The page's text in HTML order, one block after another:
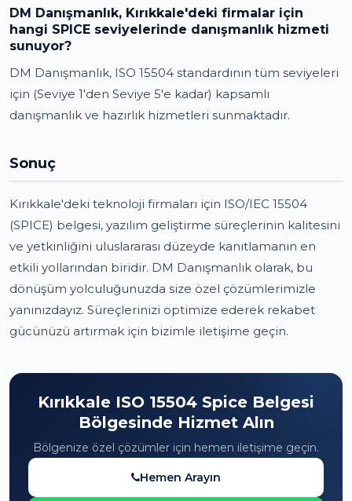
DM Danışmanlık, Kırıkkale'deki firmalar için
hangi SPICE seviyelerinde danışmanlık hizmeti
sunuyor?
DM Danışmanlık, ISO 15504 standardının tüm seviyeleri
için (Seviye 1'den Seviye 5'e kadar) kapsamlı
danışmanlık ve hazırlık hizmetleri sunmaktadır.
Sonuç
Kırıkkale'deki teknoloji firmaları için ISO/IEC 15504
(SPICE) belgesi, yazılım geliştirme süreçlerinin kalitesini
ve yetkinliğini uluslararası düzeyde kanıtlamanın en
etkili yollarından biridir. DM Danışmanlık olarak, bu
dönüşüm yolculuğunuzda size özel çözümlerimizle
yanınızdayız. Süreçlerinizi optimize ederek rekabet
gücünüzü artırmak için bizimle iletişime geçin.
Kırıkkale ISO 15504 Spice Belgesi
Bölgesinde Hizmet Alın
Bölgenize özel çözümler için hemen iletişime geçin.
Hemen Arayın